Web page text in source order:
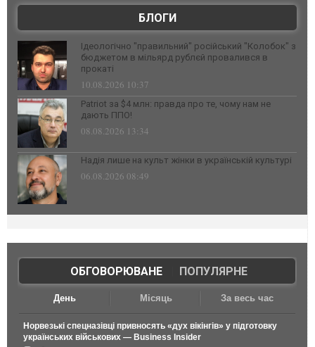
БЛОГИ
Ідеологічно "правильний" російський "Колобок" з
бюджетом в мільярд рублєй провалився в
прокаті
10.08.2026 10:37
Patriot за $4 млн: правда про те, чому нам не
дають ППО!
08.08.2026 13:34
Надія лише на культ жінки в українській культурі
06.08.2026 08:49
ОБГОВОРЮВАНЕ| ПОПУЛЯРНЕ
День Місяць За весь час
Норвезькі спецназівці привносять «дух вікінгів» у підготовку
українських військових — Business Insider